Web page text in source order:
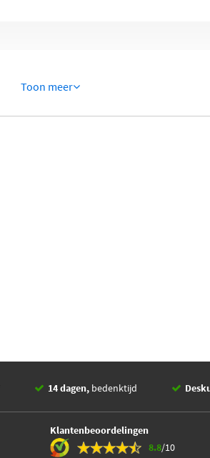
Toon meer
14 dagen, bedenktijd
Klantenbeoordelingen
8.8/10